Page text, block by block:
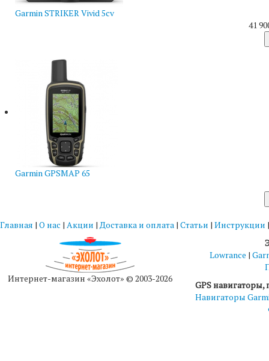
Garmin STRIKER Vivid 5cv
41
Garmin GPSMAP 65
Главная | О нас | Акции |Доставка и оплата | Статьи | Инструкции
Интернет-магазин «Эхолот» © 2003-2026
Lowrance |
GPS
Навигаторы